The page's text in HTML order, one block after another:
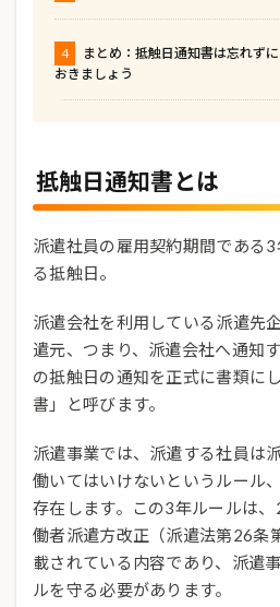
4
まとめ：抵触日通知書は忘れず
おきましょう
抵触日通知書とは
派遣社員の雇用契約期間である
る抵触日。
派遣会社を利用している派遣先
遣元、つまり、派遣会社へ通知
の抵触日の通知を正式に書類に
書」と呼びます。
派遣事業では、派遣する社員は
働いてはいけないというルール
存在します。この3年ルールは
働者派遣方改正（派遣法第26条
載されている内容であり、派遣
ルを守る必要があります。